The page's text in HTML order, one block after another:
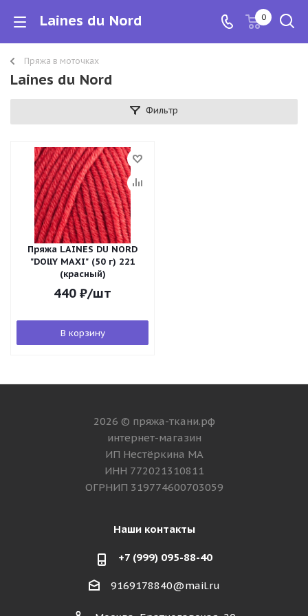
Laines du Nord 0
Пряжа в моточках
Laines du Nord
Фильтр
Пряжа LAINES DU NORD
"DOllY MAXI" (50 г) 221
(красный)
440 ₽/шт
В корзину
2026 © пряжа-ткани.рф
интернет-магазин
ИП Нестёркина МА
ИНН 772021310811
ОГРНИП 319774600703059
Наши контакты
+7 (999) 095-88-40
9169178840@mail.ru